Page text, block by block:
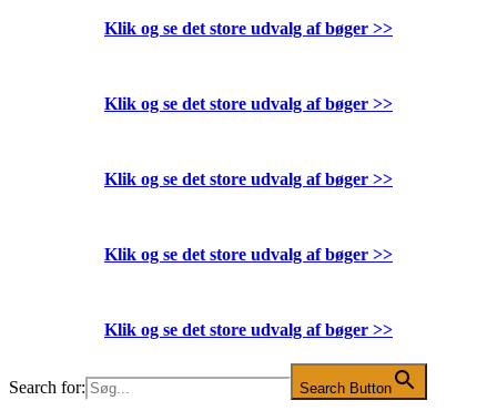
Klik og se det store udvalg af bøger >>
Klik og se det store udvalg af bøger >>
Klik og se det store udvalg af bøger >>
Klik og se det store udvalg af bøger >>
Klik og se det store udvalg af bøger >>
Search for: Search Button